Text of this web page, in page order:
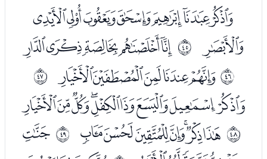
ﭭﭮﭯﭰﭱﭲﭳ
ﭴ ﰬﭶﭷﭸﭹﭺ
ﰭﭼﭽﭾﭿﮀ ﰮ
ﮂﮃﮄﮅﮆﮇﮈﮉﮊ
ﰯ ﮌﮍﮎﮏﮐﮑﮒ ﰰﮔ